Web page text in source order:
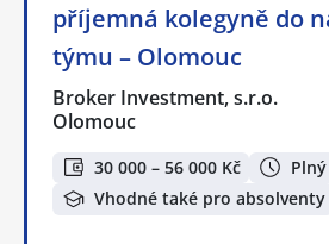
příjemná kolegyně do
týmu – Olomouc
Broker Investment, s.r.o.
Olomouc
30 000 – 56 000 Kč
Vhodné také pro absolventy